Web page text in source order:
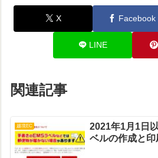
X Facebook
LINE
関連記事
越境EC
2021年1月1日
ベルの作成と印